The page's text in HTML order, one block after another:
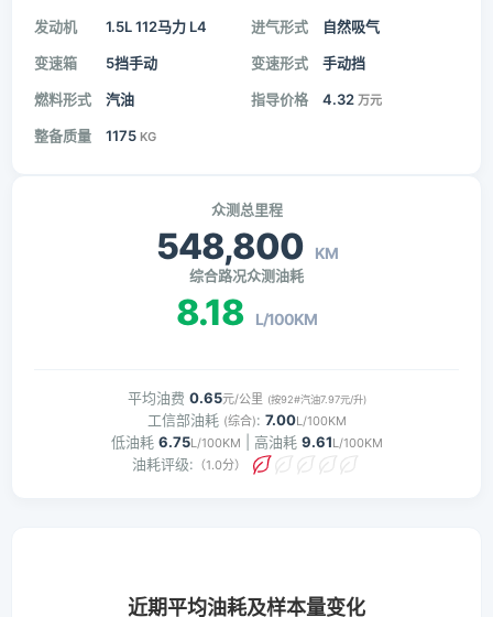
发动机 1.5L 112马力 L4 进气形式 自然吸气
变速箱 5挡手动 变速形式 手动挡
燃料形式 汽油 指导价格 4.32 万元
整备质量 1175 KG
众测总里程
548,800 KM
综合路况众测油耗
8.18 L/100KM
平均油费 0.65元/公里 (按92#汽油7.97元/升)
工信部油耗 (综合): 7.00L/100KM
低油耗 6.75L/100KM | 高油耗 9.61L/100KM
油耗评级: （1.0分）